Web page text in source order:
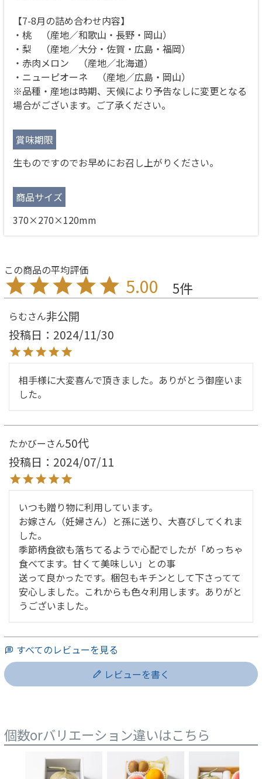
【7-8月の詰め合わせ内容】
・桃 （産地／和歌山・長野・岡山）
・梨 （産地／大分・佐賀・広島・福岡）
・赤肉メロン （産地／北海道）
・ニューピオーネ （産地／広島・岡山）
※品種・産地は時期、天候により予告なしに変更となる
場合がございます。ご了承ください。
賞味期限
生ものですのでお早めにお召し上がりください。
商品サイズ
370×270×120mm
5.00 5
らむ
非公開
投稿日
2024/11/30
相手様に大変喜んで頂きました。ありがとう御座いま
した。
たかびー
50代
投稿日
2024/07/11
いつも贈り物に利用しています。
お嫁さん（妊婦さん）と孫に送り、大喜びしてくれま
した。
季節柄食欲も落ちてるようで心配でしたが「めっちゃ
食べてます。甘くて美味しい」との事
送って良かったです。梱包もキチンとして下さってて
安心しました。これからも色々利用します。ありがと
うございました。
すべてのレビューを見る
レビューを書く
個数orバリエーション違いはこちら